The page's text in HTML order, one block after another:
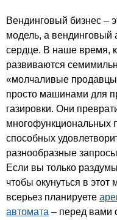
Вендинговый бизнес –
модель, а вендинговый
сердце. В наше время,
развиваются
«молчаливые
просто машинами для
газировки. Они
многофункциональных
способных
разнообразные
Если вы только
чтобы окунуться в этот
всерьез планируете
автомата – перед вами